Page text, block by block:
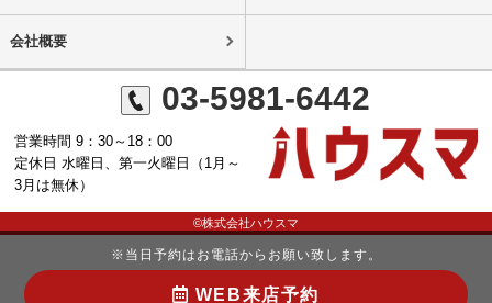
会社概要
03-5981-6442
営業時間 9：30～18：00
定休日 水曜日、第一火曜日（1月～
3月は無休）
©株式会社ハウスマ
※当日予約はお電話からお願い致します。
WEB来店予約